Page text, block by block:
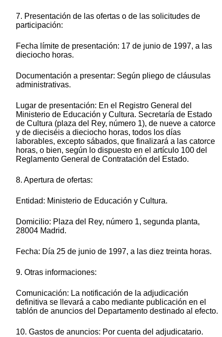
7. Presentación de las ofertas o de las solicitudes de
participación:
Fecha límite de presentación: 17 de junio de 1997, a las
dieciocho horas.
Documentación a presentar: Según pliego de cláusulas
administrativas.
Lugar de presentación: En el Registro General del
Ministerio de Educación y Cultura. Secretaría de Estado
de Cultura (plaza del Rey, número 1), de nueve a catorce
y de dieciséis a dieciocho horas, todos los días
laborables, excepto sábados, que finalizará a las catorce
horas, o bien, según lo dispuesto en el artículo 100 del
Reglamento General de Contratación del Estado.
8. Apertura de ofertas:
Entidad: Ministerio de Educación y Cultura.
Domicilio: Plaza del Rey, número 1, segunda planta,
28004 Madrid.
Fecha: Día 25 de junio de 1997, a las diez treinta horas.
9. Otras informaciones:
Comunicación: La notificación de la adjudicación
definitiva se llevará a cabo mediante publicación en el
tablón de anuncios del Departamento destinado al efecto.
10. Gastos de anuncios: Por cuenta del adjudicatario.